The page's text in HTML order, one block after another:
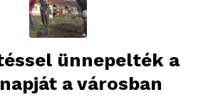
ünnepelték a
a városban